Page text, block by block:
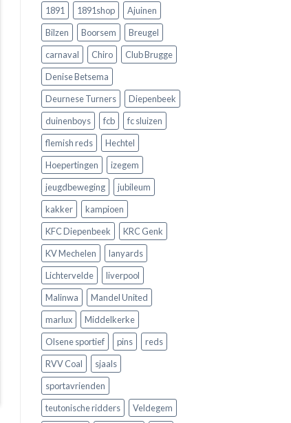
?Club
Brugge
volgens
Argentijnse
media
1891 1891shop
Ajuinen
Bilzen
Boorsem
Breugel
carnaval
Chiro
Club Brugge
Denise Betsema
Deurnese Turners
Diepenbeek
duinenboys
fcb
fc sluizen
flemish reds
Hechtel
Hoepertingen
izegem
jeugdbeweging
jubileum
kakker
kampioen
KFC Diepenbeek
KRC Genk
KV Mechelen
lanyards
Lichtervelde
liverpool
Malinwa
Mandel United
marlux
Middelkerke
Olsene sportief
pins
reds
RVV Coal
sjaals
sportavrienden
teutonische ridders
Veldegem